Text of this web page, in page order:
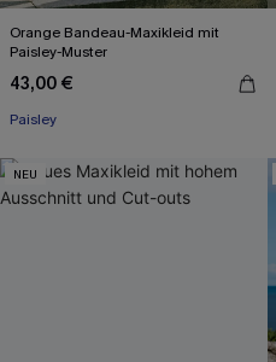
Orange Bandeau-Maxikleid mit
Paisley-Muster
43,00 €
Paisley
NEU